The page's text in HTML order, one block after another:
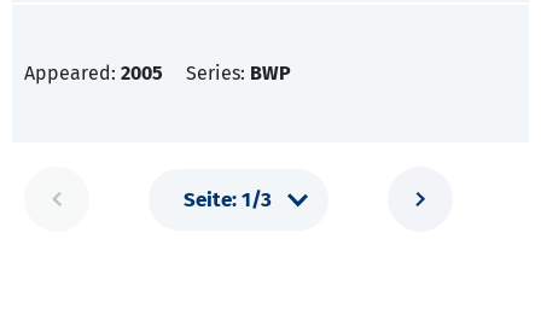
Appeared: 2005 Series: BWP